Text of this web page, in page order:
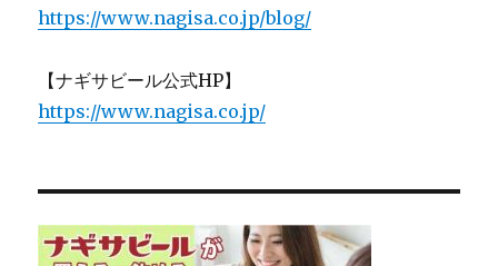
https://www.nagisa.co.jp/blog/
【ナギサビール公式HP】
https://www.nagisa.co.jp/